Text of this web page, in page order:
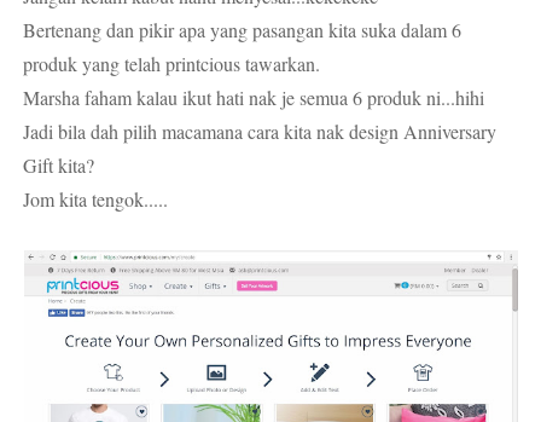
Bertenang dan pikir apa yang pasangan kita suka dalam 6
produk yang telah printcious tawarkan.
Marsha faham kalau ikut hati nak je semua 6 produk ni...hihi
Jadi bila dah pilih macamana cara kita nak design Anniversary
Gift kita?
Jom kita tengok.....